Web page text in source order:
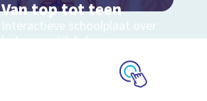
Van top tot teen
Interactieve schoolplaat over
het menselijk lichaam